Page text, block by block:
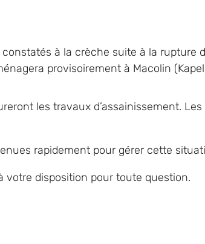
à la crèche suite à la rupture
provisoirement à Macolin
les travaux d’assainissement.
rapidement pour gérer cette
votre disposition pour toute question.